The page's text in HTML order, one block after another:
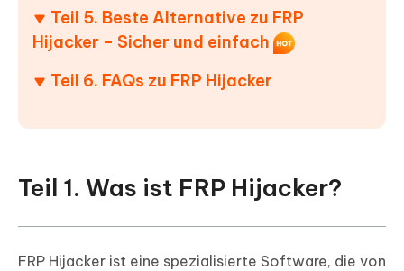
Teil 5. Beste Alternative zu FRP
Hijacker – Sicher und einfach
Teil 6. FAQs zu FRP Hijacker
Teil 1. Was ist FRP Hijacker?
FRP Hijacker ist eine spezialisierte Software, die von